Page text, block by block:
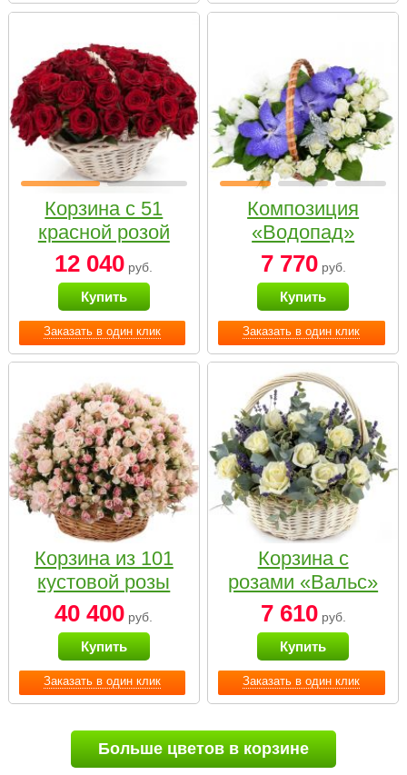
Заказать в один клик
Корзина с 51
красной розой
12 040 руб.
Купить
Заказать в один клик
Композиция
«Водопад»
7 770руб.
Купить
Заказать в один клик
Корзина из 101
кустовой розы
нежных тонов
40 400 руб.
Купить
Заказать в один клик
Корзина с
розами «Вальс»
7 610руб.
Купить
Больше цветов в корзине